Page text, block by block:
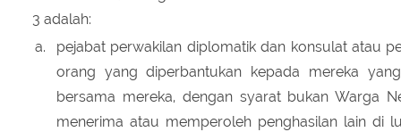
3 adalah:
a.
pejabat perwakilan diplomatik dan konsulat atau
orang yang diperbantukan kepada mereka
bersama mereka, dengan syarat bukan Warga
menerima atau memperoleh penghasilan lain di